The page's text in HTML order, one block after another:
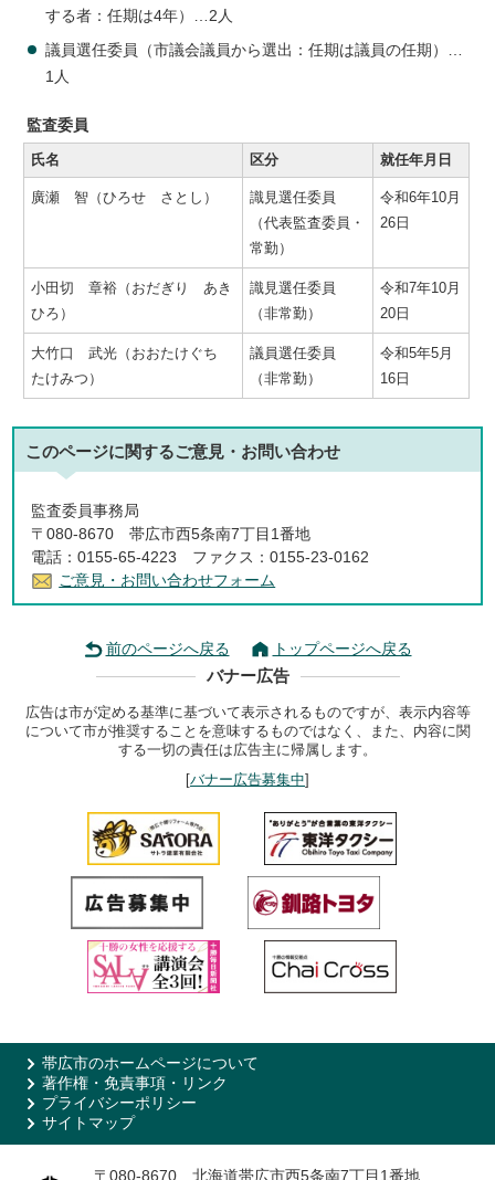
する者：任期は4年）…2人
議員選任委員（市議会議員から選出：任期は議員の任期）…
1人
監査委員
氏名 区分 就任年月日
廣瀬 智（ひろせ さとし）
識見選任委員
（代表監査委員・
常勤）
令和6年10月
26日
小田切 章裕（おだぎり あき
ひろ）
識見選任委員
（非常勤）
令和7年10月
20日
大竹口 武光（おおたけぐち
たけみつ）
議員選任委員
（非常勤）
令和5年5月
16日
このページに関するご意見・お問い合わせ
監査委員事務局
〒080-8670 帯広市西5条南7丁目1番地
電話：0155-65-4223 ファクス：0155-23-0162
ご意見・お問い合わせフォーム
前のページへ戻る トップページへ戻る
バナー広告
広告は市が定める基準に基づいて表示されるものですが、表示内容等
について市が推奨することを意味するものではなく、また、内容に関
する一切の責任は広告主に帰属します。
[バナー広告募集中]
帯広市のホームページについて
著作権・免責事項・リンク
プライバシーポリシー
サイトマップ
〒080-8670 北海道帯広市西5条南7丁目1番地